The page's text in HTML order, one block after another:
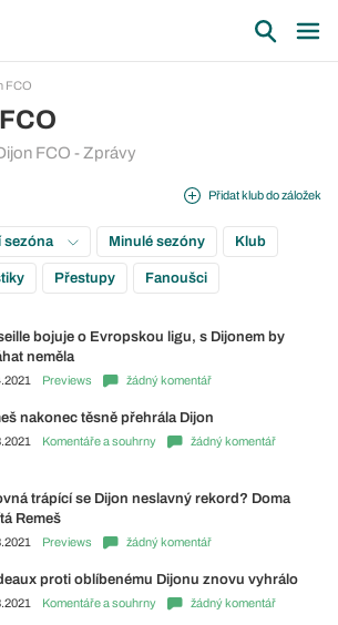
FCO
FCO - Zprávy
Přidat klub do záložek
sezóna Minulé sezóny Klub
Přestupy Fanoušci
bojuje o Evropskou ligu, s Dijonem by
neměla
Previews žádný komentář
nakonec těsně přehrála Dijon
Komentáře a souhrny žádný komentář
trápící se Dijon neslavný rekord? Doma
Remeš
Previews žádný komentář
proti oblíbenému Dijonu znovu vyhrálo
Komentáře a souhrny žádný komentář